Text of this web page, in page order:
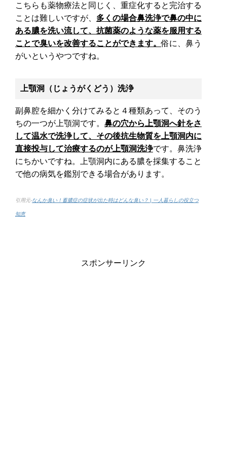
こちらも薬物療法と同じく、重症化すると完治する
ことは難しいですが、 多くの場合鼻洗浄で鼻の中に
ある膿を洗い流して、抗菌薬のような薬を服用する
ことで臭いを改善することができます。俗に、鼻う
がいというやつですね。
上顎洞（じょうがくどう）洗浄
副鼻腔を細かく分けてみると４種類あって、そのう
ちの一つが上顎洞です。 鼻の穴から上顎洞へ針をさ
して温水で洗浄して、その後抗生物質を上顎洞内に
直接投与して治療するのが上顎洞洗浄です。鼻洗浄
にちかいですね。上顎洞内にある膿を採集すること
で他の病気を鑑別できる場合があります。
引用元-なんか臭い！蓄膿症の症状が出た時はどんな臭い？ | 一人暮らしの役立つ
知恵
スポンサーリンク